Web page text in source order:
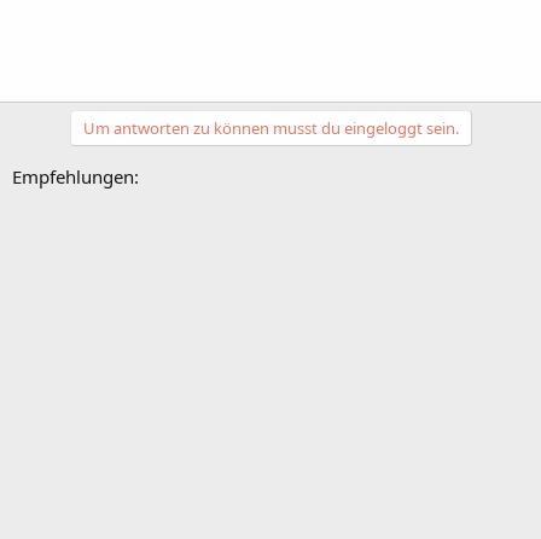
Um antworten zu können musst du eingeloggt sein.
Empfehlungen: